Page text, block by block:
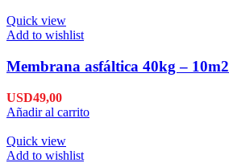
Quick view
Add to wishlist
Membrana asfáltica 40kg – 10m2
USD49,00
Añadir al carrito
Quick view
Add to wishlist